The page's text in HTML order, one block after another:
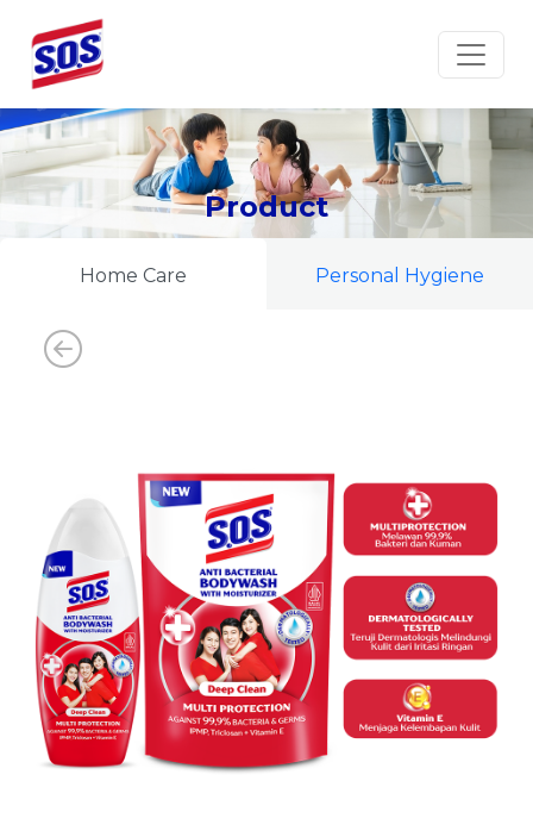
Product
Home Care Personal Hygiene